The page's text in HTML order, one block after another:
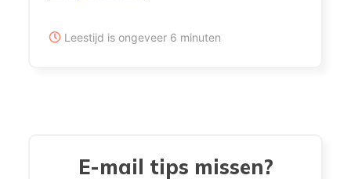
Leestijd is ongeveer 6 minuten
E-mail tips missen?